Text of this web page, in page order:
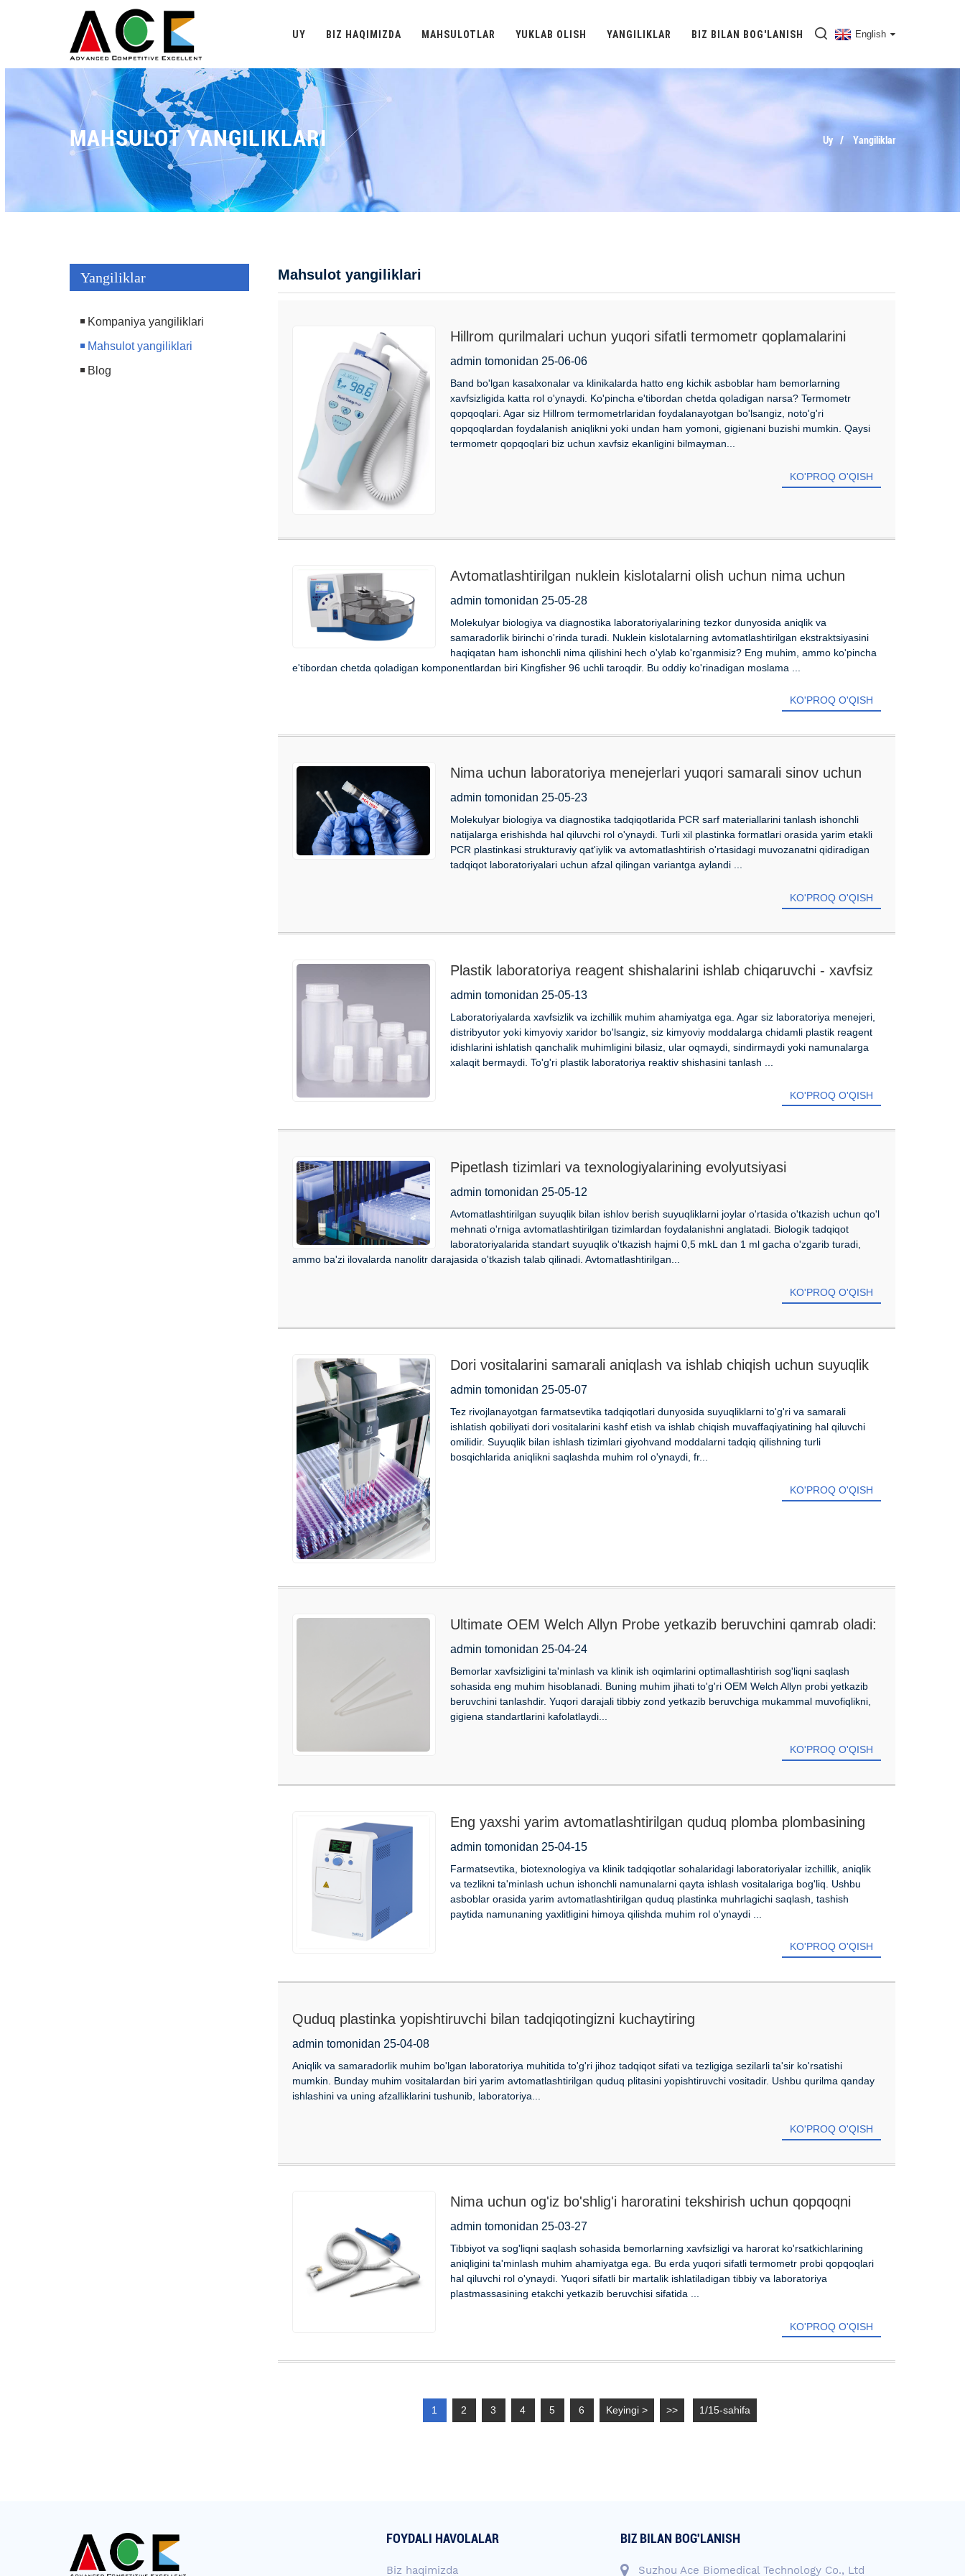
UY BIZ HAQIMIZDA MAHSULOTLAR YUKLAB OLISH YANGILIKLAR BIZ BILAN BOG'LANISH English
MAHSULOT YANGILIKLARI Uy Yangiliklar
Yangiliklar
Kompaniya yangiliklari
Mahsulot yangiliklari
Blog
Mahsulot yangiliklari
Hillrom qurilmalari uchun yuqori sifatli termometr qoplamalarini
qanday aniqlash mumkin
admin tomonidan 25-06-06
Band bo'lgan kasalxonalar va klinikalarda hatto eng kichik asboblar ham bemorlarning
xavfsizligida katta rol o'ynaydi. Ko'pincha e'tibordan chetda qoladigan narsa? Termometr
qopqoqlari. Agar siz Hillrom termometrlaridan foydalanayotgan bo'lsangiz, noto'g'ri
qopqoqlardan foydalanish aniqlikni yoki undan ham yomoni, gigienani buzishi mumkin. Qaysi
termometr qopqoqlari biz uchun xavfsiz ekanligini bilmayman...
KO'PROQ O'QISH
Avtomatlashtirilgan nuklein kislotalarni olish uchun nima uchun
Kingfisher 96 uchli taroqlarini tanlaysiz?
admin tomonidan 25-05-28
Molekulyar biologiya va diagnostika laboratoriyalarining tezkor dunyosida aniqlik va
samaradorlik birinchi o'rinda turadi. Nuklein kislotalarning avtomatlashtirilgan ekstraktsiyasini
haqiqatan ham ishonchli nima qilishini hech o'ylab ko'rganmisiz? Eng muhim, ammo ko'pincha
e'tibordan chetda qoladigan komponentlardan biri Kingfisher 96 uchli taroqdir. Bu oddiy ko'rinadigan moslama ...
KO'PROQ O'QISH
Nima uchun laboratoriya menejerlari yuqori samarali sinov uchun
yarim etakli PCR plitalarini tanlaydilar
admin tomonidan 25-05-23
Molekulyar biologiya va diagnostika tadqiqotlarida PCR sarf materiallarini tanlash ishonchli
natijalarga erishishda hal qiluvchi rol o'ynaydi. Turli xil plastinka formatlari orasida yarim etakli
PCR plastinkasi strukturaviy qat'iylik va avtomatlashtirish o'rtasidagi muvozanatni qidiradigan
tadqiqot laboratoriyalari uchun afzal qilingan variantga aylandi ...
KO'PROQ O'QISH
Plastik laboratoriya reagent shishalarini ishlab chiqaruvchi - xavfsiz
va kimyoviy moddalarga chidamli
admin tomonidan 25-05-13
Laboratoriyalarda xavfsizlik va izchillik muhim ahamiyatga ega. Agar siz laboratoriya menejeri,
distribyutor yoki kimyoviy xaridor bo'lsangiz, siz kimyoviy moddalarga chidamli plastik reagent
idishlarini ishlatish qanchalik muhimligini bilasiz, ular oqmaydi, sindirmaydi yoki namunalarga
xalaqit bermaydi. To'g'ri plastik laboratoriya reaktiv shishasini tanlash ...
KO'PROQ O'QISH
Pipetlash tizimlari va texnologiyalarining evolyutsiyasi
admin tomonidan 25-05-12
Avtomatlashtirilgan suyuqlik bilan ishlov berish suyuqliklarni joylar o'rtasida o'tkazish uchun qo'l
mehnati o'rniga avtomatlashtirilgan tizimlardan foydalanishni anglatadi. Biologik tadqiqot
laboratoriyalarida standart suyuqlik o'tkazish hajmi 0,5 mkL dan 1 ml gacha o'zgarib turadi,
ammo ba'zi ilovalarda nanolitr darajasida o'tkazish talab qilinadi. Avtomatlashtirilgan...
KO'PROQ O'QISH
Dori vositalarini samarali aniqlash va ishlab chiqish uchun suyuqlik
bilan ishlash tizimi
admin tomonidan 25-05-07
Tez rivojlanayotgan farmatsevtika tadqiqotlari dunyosida suyuqliklarni to'g'ri va samarali
ishlatish qobiliyati dori vositalarini kashf etish va ishlab chiqish muvaffaqiyatining hal qiluvchi
omilidir. Suyuqlik bilan ishlash tizimlari giyohvand moddalarni tadqiq qilishning turli
bosqichlarida aniqlikni saqlashda muhim rol o'ynaydi, fr...
KO'PROQ O'QISH
Ultimate OEM Welch Allyn Probe yetkazib beruvchini qamrab oladi:
Sog'liqni saqlash sohasida mukammallikni ta'minlash
admin tomonidan 25-04-24
Bemorlar xavfsizligini ta'minlash va klinik ish oqimlarini optimallashtirish sog'liqni saqlash
sohasida eng muhim hisoblanadi. Buning muhim jihati to'g'ri OEM Welch Allyn probi yetkazib
beruvchini tanlashdir. Yuqori darajali tibbiy zond yetkazib beruvchiga mukammal muvofiqlikni,
gigiena standartlarini kafolatlaydi...
KO'PROQ O'QISH
Eng yaxshi yarim avtomatlashtirilgan quduq plomba plombasining
asosiy xususiyatlari
admin tomonidan 25-04-15
Farmatsevtika, biotexnologiya va klinik tadqiqotlar sohalaridagi laboratoriyalar izchillik, aniqlik
va tezlikni ta'minlash uchun ishonchli namunalarni qayta ishlash vositalariga bog'liq. Ushbu
asboblar orasida yarim avtomatlashtirilgan quduq plastinka muhrlagichi saqlash, tashish
paytida namunaning yaxlitligini himoya qilishda muhim rol o'ynaydi ...
KO'PROQ O'QISH
Quduq plastinka yopishtiruvchi bilan tadqiqotingizni kuchaytiring
admin tomonidan 25-04-08
Aniqlik va samaradorlik muhim bo'lgan laboratoriya muhitida to'g'ri jihoz tadqiqot sifati va tezligiga sezilarli ta'sir ko'rsatishi
mumkin. Bunday muhim vositalardan biri yarim avtomatlashtirilgan quduq plitasini yopishtiruvchi vositadir. Ushbu qurilma qanday
ishlashini va uning afzalliklarini tushunib, laboratoriya...
KO'PROQ O'QISH
Nima uchun og'iz bo'shlig'i haroratini tekshirish uchun qopqoqni
yetkazib beruvchi sifatida ACE ni tanlaysiz?
admin tomonidan 25-03-27
Tibbiyot va sog'liqni saqlash sohasida bemorlarning xavfsizligi va harorat ko'rsatkichlarining
aniqligini ta'minlash muhim ahamiyatga ega. Bu erda yuqori sifatli termometr probi qopqoqlari
hal qiluvchi rol o'ynaydi. Yuqori sifatli bir martalik ishlatiladigan tibbiy va laboratoriya
plastmassasining etakchi yetkazib beruvchisi sifatida ...
KO'PROQ O'QISH
1 2 3 4 5 6 Keyingi > >> 1/15-sahifa
FOYDALI HAVOLALAR
Biz haqimizda
BIZ BILAN BOG'LANISH
Suzhou Ace Biomedical Technology Co., Ltd